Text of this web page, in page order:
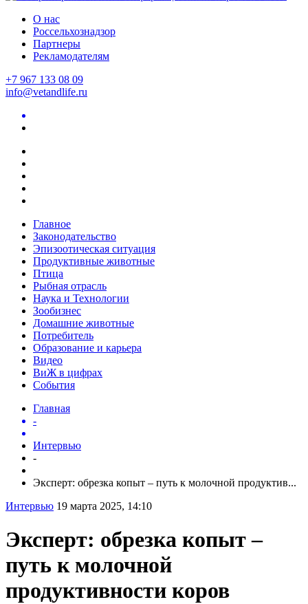
О нас
Россельхознадзор
Партнеры
Рекламодателям
+7 967 133 08 09
info@vetandlife.ru
Главное
Законодательство
Эпизоотическая ситуация
Продуктивные животные
Птица
Рыбная отрасль
Наука и Технологии
Зообизнес
Домашние животные
Потребитель
Образование и карьера
Видео
ВиЖ в цифрах
События
Главная
-
Интервью
-
Эксперт: обрезка копыт – путь к молочной продуктив...
Интервью 19 марта 2025, 14:10
Эксперт: обрезка копыт –
путь к молочной
продуктивности коров